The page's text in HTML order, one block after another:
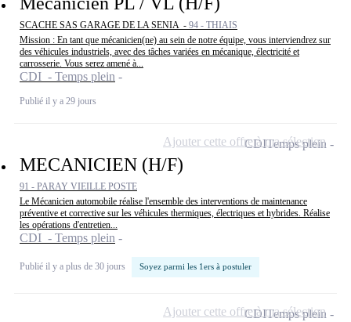
SCACHE SAS GARAGE DE LA SENIA - 94 - THIAIS
Mission : En tant que mécanicien(ne) au sein de notre équipe, vous interviendrez sur
des véhicules industriels, avec des tâches variées en mécanique, électricité et
carrosserie. Vous serez amené à...
CDI - Temps plein
Publié il y a 29 jours
MECANICIEN (H/F)
91 - PARAY VIEILLE POSTE
Le Mécanicien automobile réalise l'ensemble des interventions de maintenance
préventive et corrective sur les véhicules thermiques, électriques et hybrides. Réalise
les opérations d'entretien...
CDI - Temps plein
Publié il y a plus de 30 jours Soyez parmi les 1ers à postuler
CDITemps plein
Ajouter cette offre à ma sélection
CDITemps plein
Ajouter cette offre à ma sélection